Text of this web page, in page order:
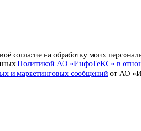
согласие на обработку моих
Политикой АО «ИнфоТеКС» в
и маркетинговых сообщений от АО